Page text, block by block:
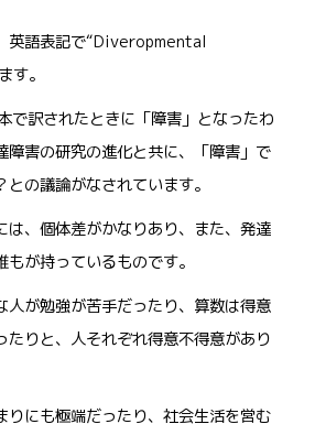
英語表記で“Diveropmental
す。
訳されたときに「障害」となったわ
障害の研究の進化と共に、「障害」で
の議論がなされています。
は、個体差がかなりあり、また、発達
が持っているものです。
人が勉強が苦手だったり、算数は得意
たりと、人それぞれ得意不得意があり
りにも極端だったり、社会生活を営む